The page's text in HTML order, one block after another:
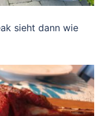
sieht dann wie